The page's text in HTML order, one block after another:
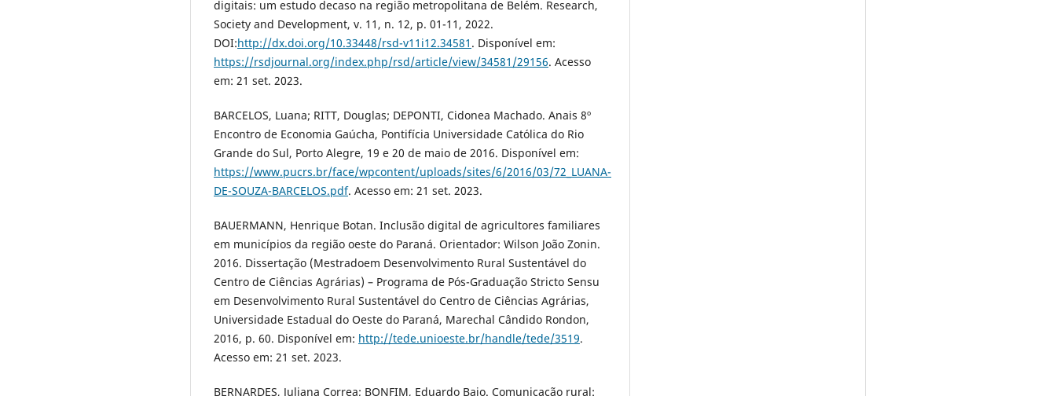
digitais: um estudo decaso na região metropolitana de Belém. Research,
Society and Development, v. 11, n. 12, p. 01-11, 2022.
DOI:http://dx.doi.org/10.33448/rsd-v11i12.34581 . Disponível em:
https://rsdjournal.org/index.php/rsd/article/view/34581/29156. Acesso
em: 21 set. 2023.
BARCELOS, Luana; RITT, Douglas; DEPONTI, Cidonea Machado. Anais 8º
Encontro de Economia Gaúcha, Pontifícia Universidade Católica do Rio
Grande do Sul, Porto Alegre, 19 e 20 de maio de 2016. Disponível em:
https://www.pucrs.br/face/wpcontent/uploads/sites/6/2016/03/72_LUANA-
DE-SOUZA-BARCELOS.pdf. Acesso em: 21 set. 2023.
BAUERMANN, Henrique Botan. Inclusão digital de agricultores familiares
em municípios da região oeste do Paraná. Orientador: Wilson João Zonin.
2016. Dissertação (Mestradoem Desenvolvimento Rural Sustentável do
Centro de Ciências Agrárias) – Programa de Pós-Graduação Stricto Sensu
em Desenvolvimento Rural Sustentável do Centro de Ciências Agrárias,
Universidade Estadual do Oeste do Paraná, Marechal Cândido Rondon,
2016, p. 60. Disponível em: http://tede.unioeste.br/handle/tede/3519.
Acesso em: 21 set. 2023.
BERNARDES, Juliana Correa; BONFIM, Eduardo Baio. Comunicação rural: